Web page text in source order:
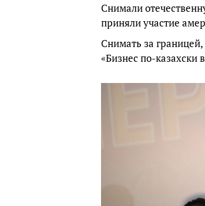
Снимали
приняли участие
Снимать за
«Бизнес по-казахски